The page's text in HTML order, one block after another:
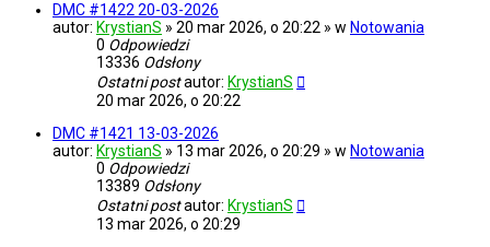
DMC #1422 20-03-2026
autor: KrystianS » 20 mar 2026, o 20:22 » w Notowania
0 Odpowiedzi
13336 Odsłony
Ostatni postautor: KrystianS
20 mar 2026, o 20:22
DMC #1421 13-03-2026
autor: KrystianS » 13 mar 2026, o 20:29 » w Notowania
0 Odpowiedzi
13389 Odsłony
Ostatni postautor: KrystianS
13 mar 2026, o 20:29